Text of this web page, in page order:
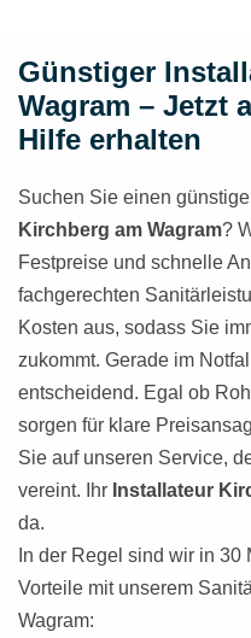
Günstiger
Wagram – Jetzt
Hilfe erhalten
Suchen Sie einen
Kirchberg am Wagram?
Festpreise und schnelle
fachgerechten
Kosten aus, sodass Sie
zukommt. Gerade im
entscheidend. Egal ob
sorgen für klare
Sie auf unseren Service,
vereint. Ihr Installateur
da.
In der Regel sind wir in 30
Vorteile mit unserem
Wagram: